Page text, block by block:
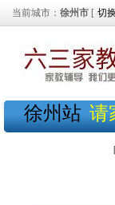
当前城市： 徐州市 [ 切
徐州站 请